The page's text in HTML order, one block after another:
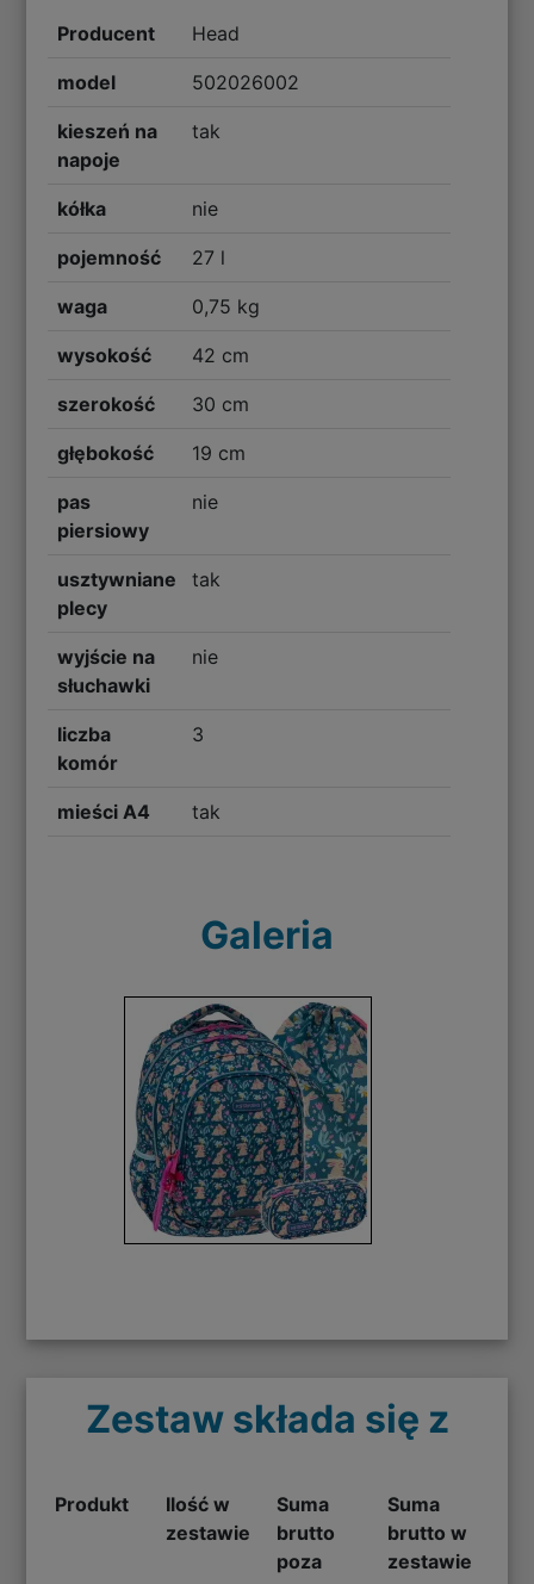
Producent Head
model 502026002
kieszeń na
napoje
tak
kółka nie
pojemność 27 l
waga 0,75 kg
wysokość 42 cm
szerokość 30 cm
głębokość 19 cm
pas
piersiowy
nie
usztywniane
plecy
tak
wyjście na
słuchawki
nie
liczba
komór
3
mieści A4 tak
Galeria
Zestaw składa się z
Produkt
Ilość w
zestawie
Suma
brutto
poza
Suma
brutto w
zestawie